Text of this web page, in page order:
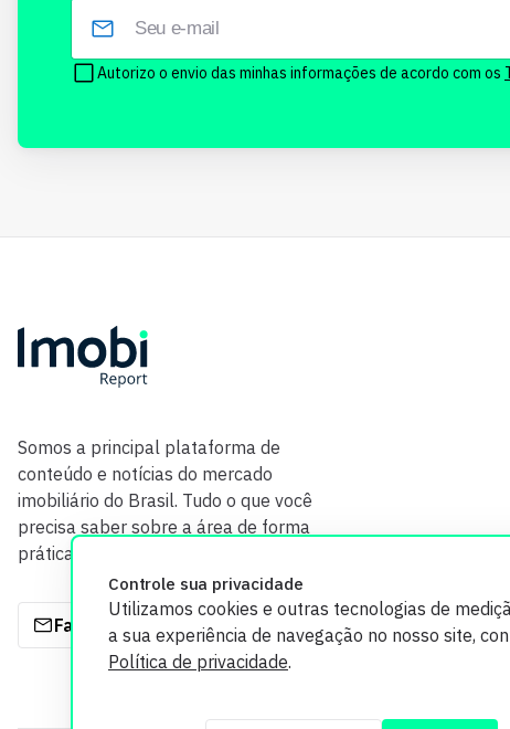
Controle sua privacidade
Utilizamos cookies e outras tecnologias de
a sua experiência de navegação no nosso site,
Política de privacidade.
Autorizo o envio das minhas informações de acordo com os
Somos a principal plataforma de
conteúdo e notícias do mercado
imobiliário do Brasil. Tudo o que você
precisa saber sobre a área de forma
prática e com credibilidade.
Fale com a gente